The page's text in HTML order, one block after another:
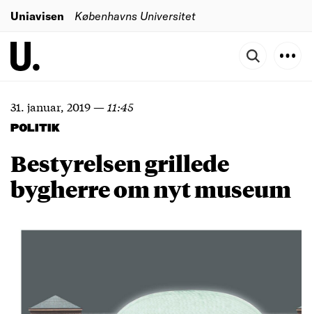
Uniavisen Københavns Universitet
31. januar, 2019— 11:45
POLITIK
Bestyrelsen grillede
bygherre om nyt museum